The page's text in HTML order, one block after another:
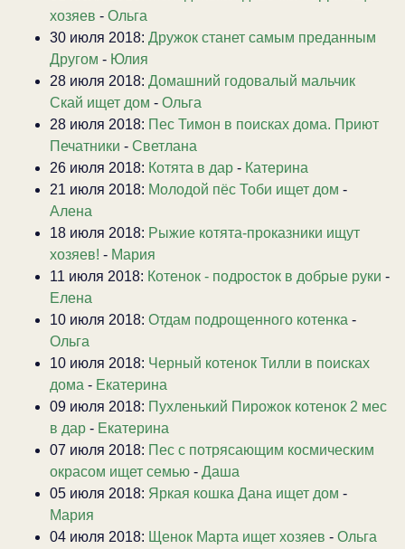
хозяев - Ольга
30 июля 2018: Дружок станет самым преданным
Другом - Юлия
28 июля 2018: Домашний годовалый мальчик
Скай ищет дом - Ольга
28 июля 2018: Пес Тимон в поисках дома. Приют
Печатники - Светлана
26 июля 2018: Котята в дар - Катерина
21 июля 2018: Молодой пёс Тоби ищет дом -
Алена
18 июля 2018: Рыжие котята-проказники ищут
хозяев! - Мария
11 июля 2018: Котенок - подросток в добрые руки -
Елена
10 июля 2018: Отдам подрощенного котенка -
Ольга
10 июля 2018: Черный котенок Тилли в поисках
дома - Екатерина
09 июля 2018: Пухленький Пирожок котенок 2 мес
в дар - Екатерина
07 июля 2018: Пес с потрясающим космическим
окрасом ищет семью - Даша
05 июля 2018: Яркая кошка Дана ищет дом -
Мария
04 июля 2018: Щенок Марта ищет хозяев - Ольга